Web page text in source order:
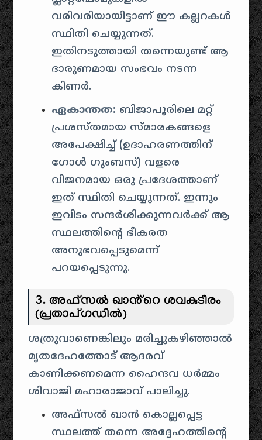
വരിവരിയായിട്ടാണ് ഈ കല്ലറകൾ
സ്ഥിതി ചെയ്യുന്നത്.
ഇതിനടുത്തായി തന്നെയുണ്ട് ആ
ദാരുണമായ സംഭവം നടന്ന
കിണർ.
ഏകാന്തത: ബിജാപൂരിലെ മറ്റ്
പ്രശസ്തമായ സ്മാരകങ്ങളെ
അപേക്ഷിച്ച് (ഉദാഹരണത്തിന്
ഗോൾ ഗുംബസ്) വളരെ
വിജനമായ ഒരു പ്രദേശത്താണ്
ഇത് സ്ഥിതി ചെയ്യുന്നത്. ഇന്നും
ഇവിടം സന്ദർശിക്കുന്നവർക്ക് ആ
സ്ഥലത്തിന്റെ ഭീകരത
അനുഭവപ്പെടുമെന്ന്
പറയപ്പെടുന്നു.
3. അഫ്സൽ ഖാൻ്റെ ശവകുടീരം
(പ്രതാപ്ഗഡിൽ)
ശത്രുവാണെങ്കിലും മരിച്ചുകഴിഞ്ഞാൽ
മൃതദേഹത്തോട് ആദരവ്
കാണിക്കണമെന്ന ഹൈന്ദവ ധർമ്മം
ശിവാജി മഹാരാജാവ് പാലിച്ചു.
അഫ്സൽ ഖാൻ കൊല്ലപ്പെട്ട
സ്ഥലത്ത് തന്നെ അദ്ദേഹത്തിന്റെ